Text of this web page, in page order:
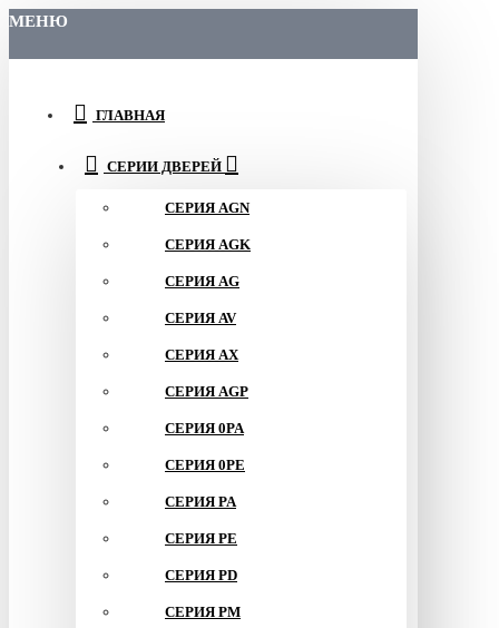
МЕНЮ
ГЛАВНАЯ
СЕРИИ ДВЕРЕЙ
СЕРИЯ AGN
СЕРИЯ AGK
СЕРИЯ AG
СЕРИЯ AV
СЕРИЯ AX
СЕРИЯ AGP
СЕРИЯ 0PA
СЕРИЯ 0PE
СЕРИЯ PA
СЕРИЯ PE
СЕРИЯ PD
СЕРИЯ PM